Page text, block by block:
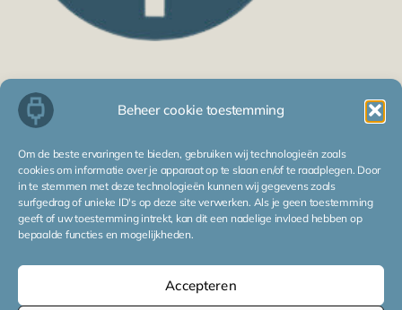
Beheer cookie toestemming
Om de beste ervaringen te bieden, gebruiken wij technologieën zoals
cookies om informatie over je apparaat op te slaan en/of te raadplegen. Door
in te stemmen met deze technologieën kunnen wij gegevens zoals
surfgedrag of unieke ID's op deze site verwerken. Als je geen toestemming
geeft of uw toestemming intrekt, kan dit een nadelige invloed hebben op
bepaalde functies en mogelijkheden.
Accepteren
F
a
c
e
b
o
o
k
L
e
d
i
n
E
n
v
l
o
p
e
P
o
e
-
a
l
t
W
a
s
a
p
p
Voor bedrijven
SectorenIndustriële AutomatiseringMechatronica
Security
Elektronica
Werken bij